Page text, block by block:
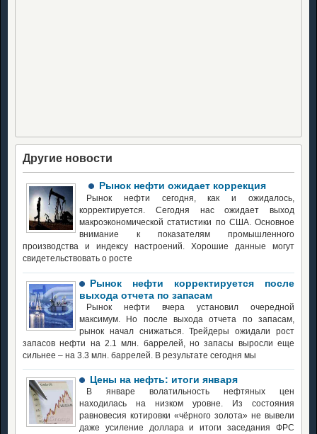
Другие новости
Рынок нефти ожидает коррекция
Рынок нефти сегодня, как и ожидалось,
корректируется. Сегодня нас ожидает выход
макроэкономической статистики по США. Основное
внимание к показателям промышленного
производства и индексу настроений. Хорошие данные могут
свидетельствовать о росте
Рынок нефти корректируется после
выхода отчета по запасам
Рынок нефти вчера установил очередной
максимум. Но после выхода отчета по запасам,
рынок начал снижаться. Трейдеры ожидали рост
запасов нефти на 2.1 млн. баррелей, но запасы выросли еще
сильнее – на 3.3 млн. баррелей. В результате сегодня мы
Цены на нефть: итоги января
В январе волатильность нефтяных цен
находилась на низком уровне. Из состояния
равновесия котировки «чёрного золота» не вывели
даже усиление доллара и итоги заседания ФРС